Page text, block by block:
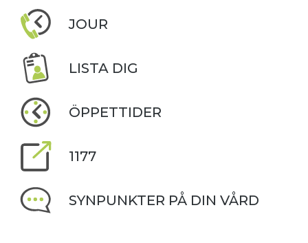
JOUR
LISTA DIG
ÖPPETTIDER
1177
SYNPUNKTER PÅ DIN VÅRD